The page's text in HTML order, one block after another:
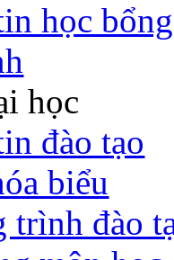
học bổng
học
đào tạo
biểu
trình đào